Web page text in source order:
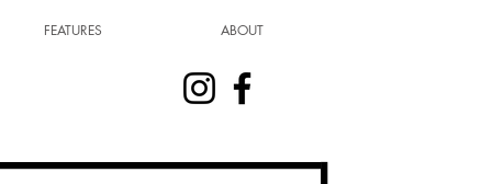
FEATURES ABOUT